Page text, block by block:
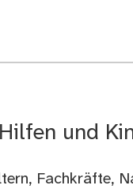
und
Fachkräfte,